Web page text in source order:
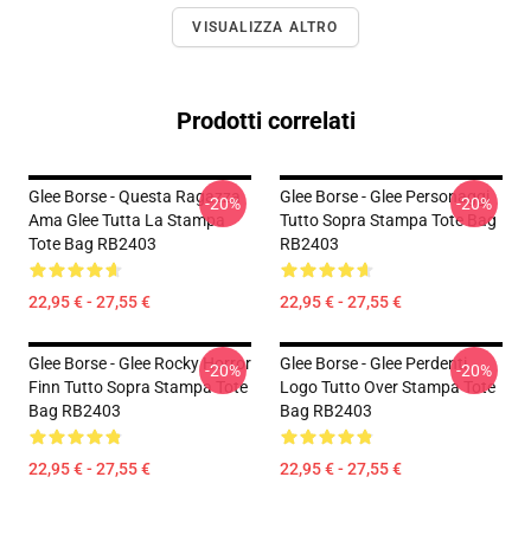
VISUALIZZA ALTRO
Prodotti correlati
Glee Borse - Questa Ragazza
Ama Glee Tutta La Stampa
Tote Bag RB2403
22,95 € - 27,55 €
-20%
Glee Borse - Glee Personaggi
Tutto Sopra Stampa Tote Bag
RB2403
22,95 € - 27,55 €
-20%
Glee Borse - Glee Rocky Horror
Finn Tutto Sopra Stampa Tote
Bag RB2403
22,95 € - 27,55 €
-20%
Glee Borse - Glee Perdenti
Logo Tutto Over Stampa Tote
Bag RB2403
22,95 € - 27,55 €
-20%